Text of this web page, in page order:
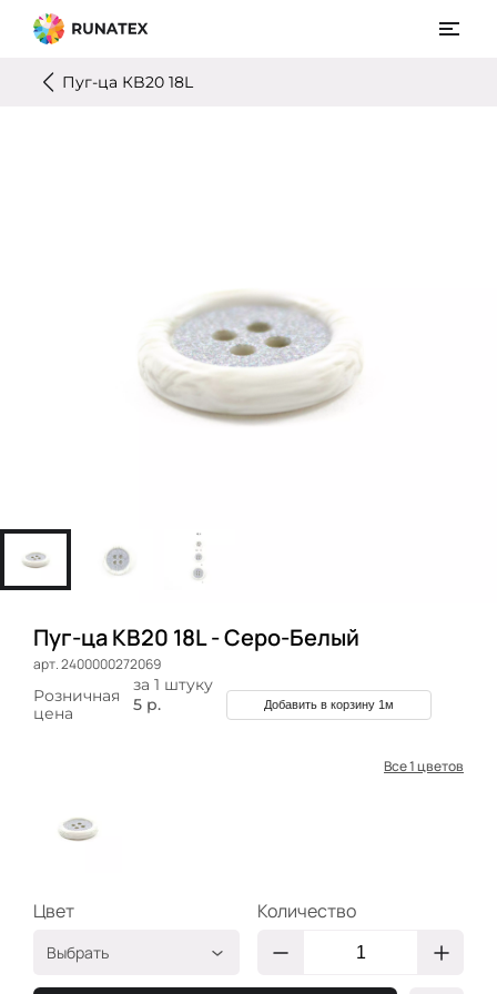
Пуг-ца КB20 18L
Пуг-ца КB20 18L - Серо-Белый
арт. 2400000272069
за 1 штуку
Розничная
цена
5 р. Добавить в корзину 1м
Все 1 цветов
Цвет
Выбрать
Серо-
Количество